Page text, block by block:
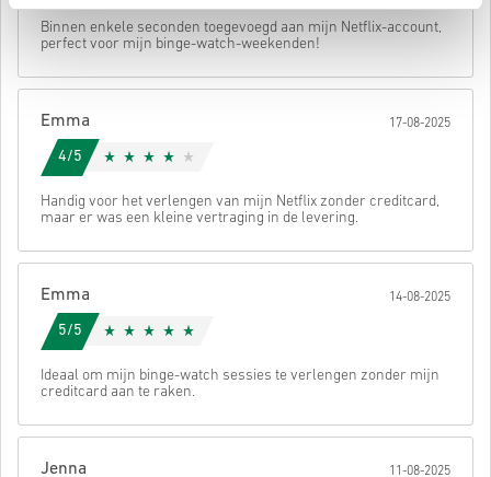
• Vul je e-mailadres in
• Kies je gewenste betaalmethode
• Rond je bestelling af
Daarna ontvang je een e-mail met een veilige link om je code te
code ontvangt.
Annuleren Verstuur
Binnen enkele seconden toegevoegd aan mijn Netflix-account,
perfect voor mijn binge-watch-weekenden!
Emma 17-08-2025
4/5
Handig voor het verlengen van mijn Netflix zonder creditcard,
maar er was een kleine vertraging in de levering.
Emma 14-08-2025
5/5
Ideaal om mijn binge-watch sessies te verlengen zonder mijn
creditcard aan te raken.
Jenna 11-08-2025